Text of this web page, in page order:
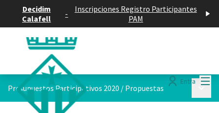
Decidim
Calafell
-
Inscripciones Registro Participantes
PAM
Entra
Presupuestos Participativos 2020 / Propuestas